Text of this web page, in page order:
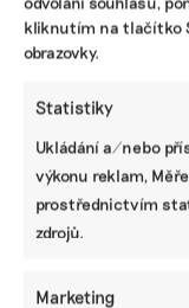
kliknutím na tlačítko
obrazovky.
Statistiky
Ukládání a/nebo
výkonu reklam,
prostřednictvím
zdrojů.
Marketing
Díky vaší
která by jinak